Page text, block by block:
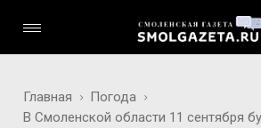
Главная
Погода
В Смоленской области 11 сентября